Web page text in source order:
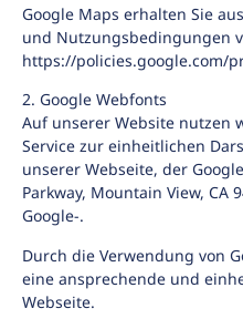
Google Maps erhalten Sie
und Nutzungsbedingungen
https://policies.google.com/
2. Google Webfonts
Auf unserer Website nutzen
Service zur einheitlichen
unserer Webseite, der
Parkway, Mountain View, CA
Google-.
Durch die Verwendung von
eine ansprechende und
Webseite.